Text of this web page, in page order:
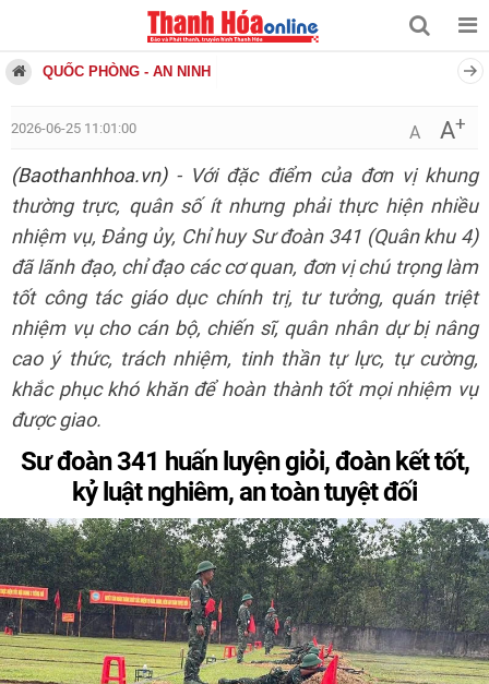
QUỐC PHÒNG - AN NINH
2026-06-25 11:01:00 A A+
(Baothanhhoa.vn)- Với đặc điểm của đơn vị khung
thường trực, quân số ít nhưng phải thực hiện nhiều
nhiệm vụ, Đảng ủy, Chỉ huy Sư đoàn 341 (Quân khu 4)
đã lãnh đạo, chỉ đạo các cơ quan, đơn vị chú trọng làm
tốt công tác giáo dục chính trị, tư tưởng, quán triệt
nhiệm vụ cho cán bộ, chiến sĩ, quân nhân dự bị nâng
cao ý thức, trách nhiệm, tinh thần tự lực, tự cường,
khắc phục khó khăn để hoàn thành tốt mọi nhiệm vụ
được giao.
Sư đoàn 341 huấn luyện giỏi, đoàn kết tốt,
kỷ luật nghiêm, an toàn tuyệt đối